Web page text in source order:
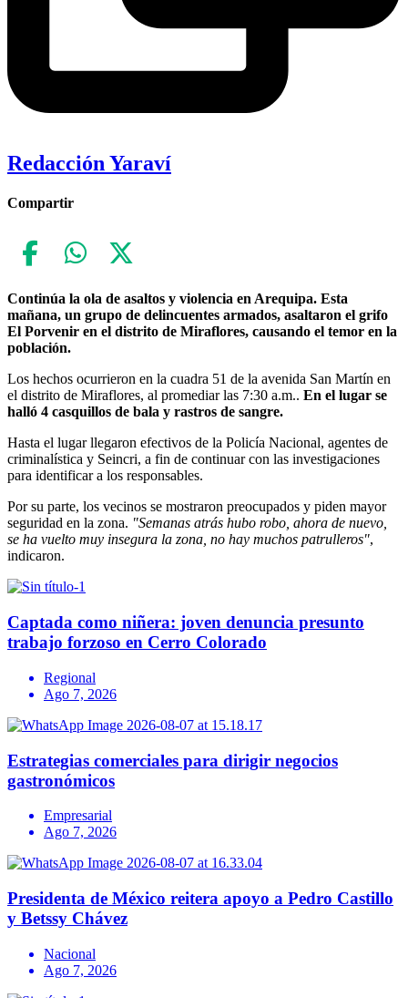
Redacción Yaraví
Compartir
Continúa la ola de asaltos y violencia en Arequipa. Esta
mañana, un grupo de delincuentes armados, asaltaron el grifo
El Porvenir en el distrito de Miraflores, causando el temor en la
población.
Los hechos ocurrieron en la cuadra 51 de la avenida San Martín en
el distrito de Miraflores, al promediar las 7:30 a.m.. En el lugar se
halló 4 casquillos de bala y rastros de sangre.
Hasta el lugar llegaron efectivos de la Policía Nacional, agentes de
criminalística y Seincri, a fin de continuar con las investigaciones
para identificar a los responsables.
Por su parte, los vecinos se mostraron preocupados y piden mayor
seguridad en la zona. "Semanas atrás hubo robo, ahora de nuevo,
se ha vuelto muy insegura la zona, no hay muchos patrulleros",
indicaron.
Captada como niñera: joven denuncia presunto
trabajo forzoso en Cerro Colorado
Regional
Ago 7, 2026
Estrategias comerciales para dirigir negocios
gastronómicos
Empresarial
Ago 7, 2026
Presidenta de México reitera apoyo a Pedro Castillo
y Betssy Chávez
Nacional
Ago 7, 2026